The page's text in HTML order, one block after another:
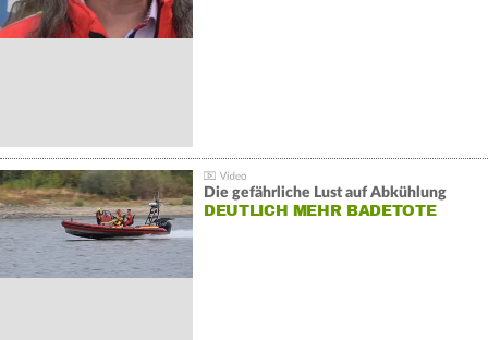
Die gefährliche Lust auf Abkühlung
DEUTLICH MEHR BADETOTE